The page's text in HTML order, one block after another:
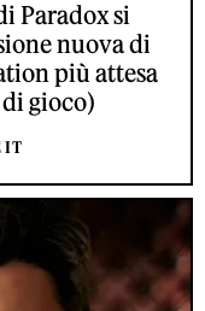
Paradox si
nuova di
più attesa
gioco)
IT